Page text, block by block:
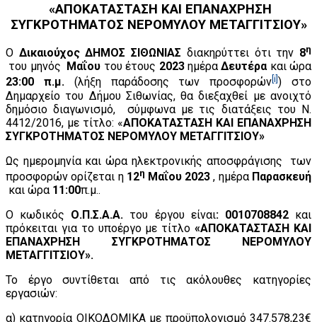
«ΑΠΟΚΑΤΑΣΤΑΣΗ ΚΑΙ ΕΠΑΝΑΧΡΗΣΗ
ΣΥΓΚΡΟΤΗΜΑΤΟΣ ΝΕΡΟΜΥΛΟΥ ΜΕΤΑΓΓΙΤΣΙΟΥ»
Ο Δικαιούχος ΔΗΜΟΣ ΣΙΘΩΝΙΑΣ διακηρύττει ότι την 8η
του μηνός Μαΐου του έτους 2023ημέραΔευτέρακαι ώρα
23:00 π.μ.(λήξη παράδοσης των προσφορών[i]) στο
Δημαρχείο του Δήμου Σιθωνίας, θα διεξαχθεί με ανοιχτό
δημόσιο διαγωνισμό, σύμφωνα με τις διατάξεις του Ν.
4412/2016, με τίτλο: «ΑΠΟΚΑΤΑΣΤΑΣΗ ΚΑΙ ΕΠΑΝΑΧΡΗΣΗ
ΣΥΓΚΡΟΤΗΜΑΤΟΣ ΝΕΡΟΜΥΛΟΥ ΜΕΤΑΓΓΙΤΣΙΟΥ»
Ως ημερομηνία και ώρα ηλεκτρονικής αποσφράγισης των
προσφορών ορίζεται η 12η Μαΐου 2023, ημέρα Παρασκευή
και ώρα 11:00π.μ..
Ο κωδικός Ο.Π.Σ.Α.Α. του έργου είναι: 0010708842και
πρόκειται για το υποέργο με τίτλο«ΑΠΟΚΑΤΑΣΤΑΣΗ ΚΑΙ
ΕΠΑΝΑΧΡΗΣΗ ΣΥΓΚΡΟΤΗΜΑΤΟΣ ΝΕΡΟΜΥΛΟΥ
ΜΕΤΑΓΓΙΤΣΙΟΥ».
Το έργο συντίθεται από τις ακόλουθες κατηγορίες
εργασιών:
α) κατηγορία ΟΙΚΟΔΟΜΙΚΑ με προϋπολογισμό 347.578,23€